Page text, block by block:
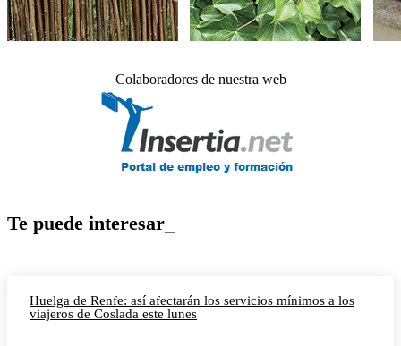
Colaboradores de nuestra web
Te puede interesar_
Huelga de Renfe: así afectarán los servicios mínimos a los
viajeros de Coslada este lunes